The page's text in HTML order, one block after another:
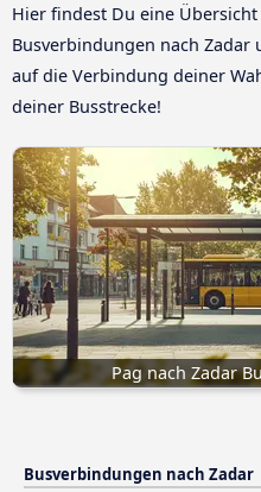
Hier findest Du eine
Busverbindungen nach Zadar
auf die Verbindung deiner
deiner Busstrecke!
Pag nach Zadar
Busverbindungen nach Zadar